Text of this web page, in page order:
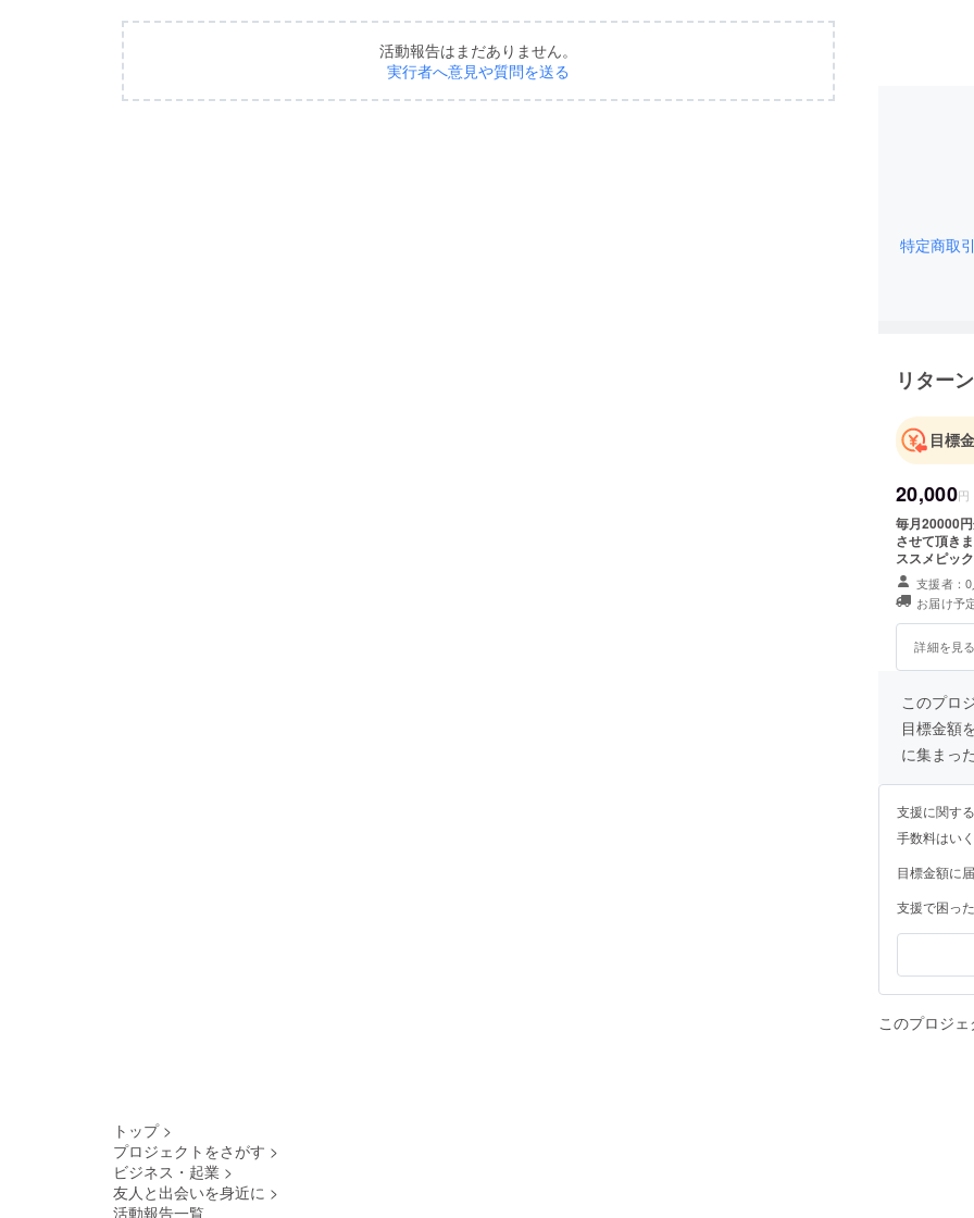
活動報告はまだありません。
実行者へ意見や質問を送る
特定商取
リター
目標
20,000円
毎月20000
させて頂き
ススメピッ
的にマッチ
めたパーテ
品、旅行等
で50万円以
支援者：
お届け予
詳細を見
このプロ
目標金額
に集まっ
支援に関す
手数料はい
目標金額に
支援で困っ
このプロジ
トップ >
プロジェクトをさがす >
ビジネス・起業 >
友人と出会いを身近に >
活動報告一覧